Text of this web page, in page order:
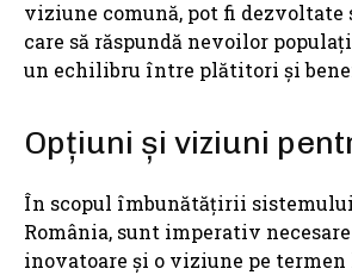
viziune comună, pot fi
care să răspundă nevoilor
un echilibru între plătitori și
Opțiuni și viziuni
În scopul îmbunătățirii
România, sunt imperativ
inovatoare și o viziune pe termen